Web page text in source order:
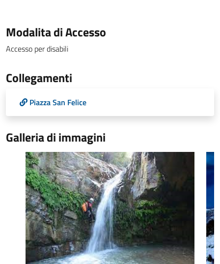
Modalita di Accesso
Accesso per disabili
Collegamenti
Piazza San Felice
Galleria di immagini